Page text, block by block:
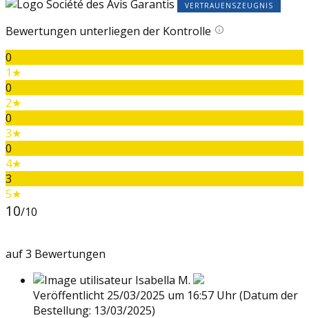
VERTRAUENSZEUGNIS
Bewertungen unterliegen der Kontrolle
0
1★
0
2★
0
3★
0
4★
3
5★
10/10
auf 3 Bewertungen
Isabella M.
Veröffentlicht 25/03/2025 um 16:57 Uhr(Datum der
Bestellung: 13/03/2025)